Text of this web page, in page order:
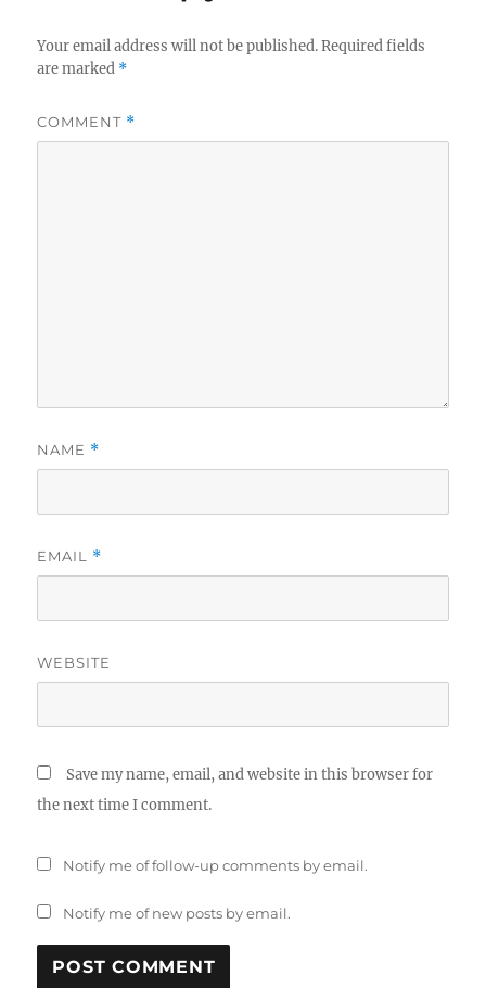
Your email address will not be published. Required fields
are marked *
COMMENT *
NAME *
EMAIL *
WEBSITE
Save my name, email, and website in this browser for
the next time I comment.
Notify me of follow-up comments by email.
Notify me of new posts by email.